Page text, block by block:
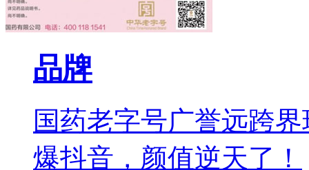
品牌
国药老字号广誉远跨
爆抖音，颜值逆天了！